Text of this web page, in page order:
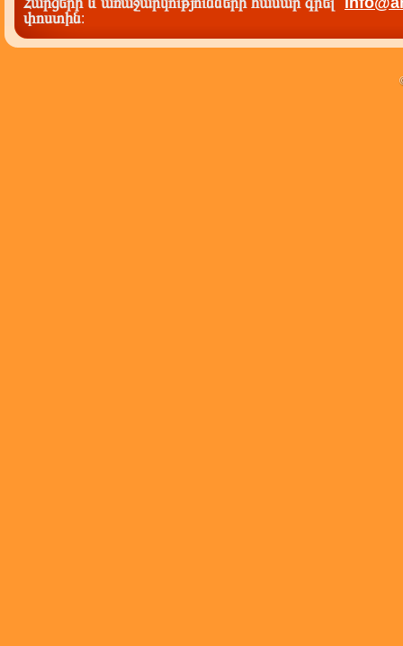
փոստին: